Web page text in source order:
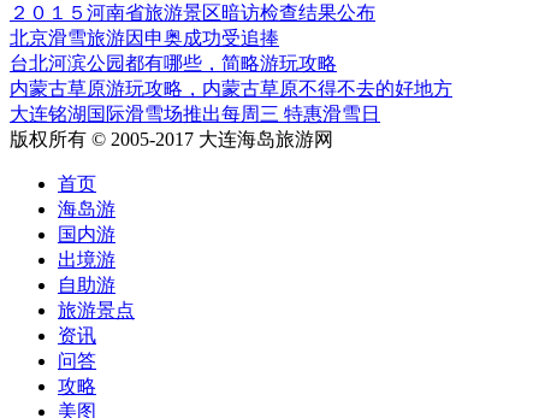
２０１５河南省旅游景区暗访检查结果公布
北京滑雪旅游因申奥成功受追捧
台北河滨公园都有哪些，简略游玩攻略
内蒙古草原游玩攻略，内蒙古草原不得不去的好地方
大连铭湖国际滑雪场推出每周三 特惠滑雪日
版权所有 © 2005-2017 大连海岛旅游网
首页
海岛游
国内游
出境游
自助游
旅游景点
资讯
问答
攻略
美图